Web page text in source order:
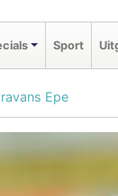
Sport
Epe